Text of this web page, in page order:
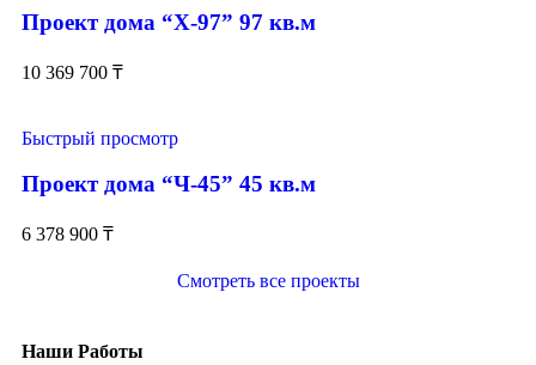
Проект дома “Х-97” 97 кв.м
10 369 700 ₸
Быстрый просмотр
Проект дома “Ч-45” 45 кв.м
6 378 900 ₸
Смотреть все проекты
Наши Работы